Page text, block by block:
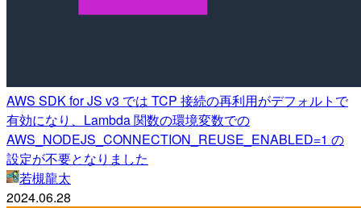
AWS SDK for JS v3 では TCP 接続の再利用がデフォルトで
有効になり、Lambda 関数の環境変数での
AWS_NODEJS_CONNECTION_REUSE_ENABLED=1 の
設定が不要となりました
若槻龍太
2024.06.28